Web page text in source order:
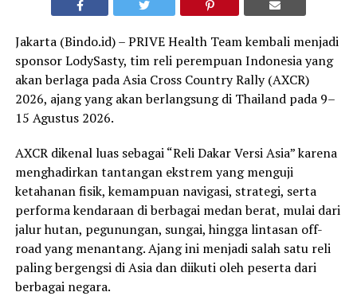
Jakarta (Bindo.id) – PRIVE Health Team kembali menjadi
sponsor LodySasty, tim reli perempuan Indonesia yang
akan berlaga pada Asia Cross Country Rally (AXCR)
2026, ajang yang akan berlangsung di Thailand pada 9–
15 Agustus 2026.
AXCR dikenal luas sebagai “Reli Dakar Versi Asia” karena
menghadirkan tantangan ekstrem yang menguji
ketahanan fisik, kemampuan navigasi, strategi, serta
performa kendaraan di berbagai medan berat, mulai dari
jalur hutan, pegunungan, sungai, hingga lintasan off-
road yang menantang. Ajang ini menjadi salah satu reli
paling bergengsi di Asia dan diikuti oleh peserta dari
berbagai negara.